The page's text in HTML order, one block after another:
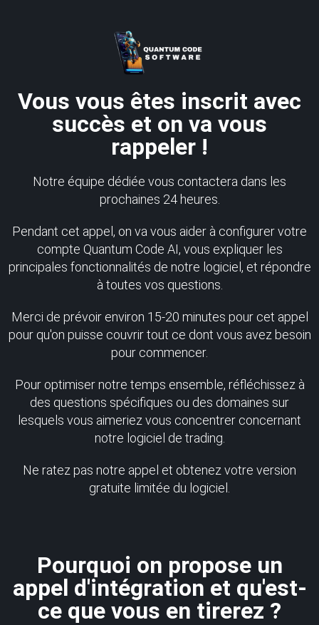
Vous vous êtes inscrit avec
succès et on va vous
rappeler !
Notre équipe dédiée vous contactera dans les
prochaines 24 heures.
Pendant cet appel, on va vous aider à configurer votre
compte Quantum Code AI, vous expliquer les
principales fonctionnalités de notre logiciel, et répondre
à toutes vos questions.
Merci de prévoir environ 15-20 minutes pour cet appel
pour qu'on puisse couvrir tout ce dont vous avez besoin
pour commencer.
Pour optimiser notre temps ensemble, réfléchissez à
des questions spécifiques ou des domaines sur
lesquels vous aimeriez vous concentrer concernant
notre logiciel de trading.
Ne ratez pas notre appel et obtenez votre version
gratuite limitée du logiciel.
Pourquoi on propose un
appel d'intégration et qu'est-
ce que vous en tirerez ?